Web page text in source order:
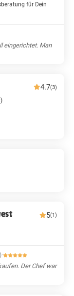
für Dein
eingerichtet. Man
4.7(3)
5(1)
·
Der Chef war